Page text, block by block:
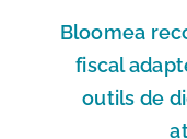
Bloomea
fiscal
outils de